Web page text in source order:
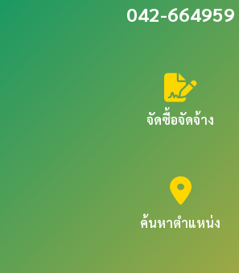
042-664959
จัดซื้อจัดจ้าง
ค้นหาตำแหน่ง